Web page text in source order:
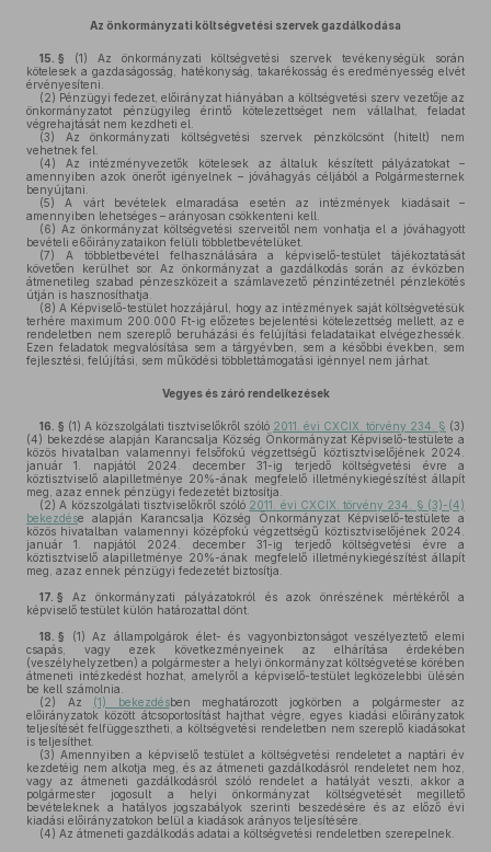
Az önkormányzati költségvetési szervek gazdálkodása
15. § (1) Az önkormányzati költségvetési szervek tevékenységük során
kötelesek a gazdaságosság, hatékonyság, takarékosság és eredményesség elvét
érvényesíteni.
(2) Pénzügyi fedezet, előirányzat hiányában a költségvetési szerv vezetője az
önkormányzatot pénzügyileg érintő kötelezettséget nem vállalhat, feladat
végrehajtását nem kezdheti el.
(3) Az önkormányzati költségvetési szervek pénzkölcsönt (hitelt) nem
vehetnek fel.
(4) Az intézményvezetők kötelesek az általuk készített pályázatokat –
amennyiben azok önerőt igényelnek – jóváhagyás céljából a Polgármesternek
benyújtani.
(5) A várt bevételek elmaradása esetén az intézmények kiadásait –
amennyiben lehetséges – arányosan csökkenteni kell.
(6) Az önkormányzat költségvetési szerveitől nem vonhatja el a jóváhagyott
bevételi e6őirányzataikon felüli többletbevételüket.
(7) A többletbevétel felhasználására a képviselő-testület tájékoztatását
követően kerülhet sor. Az önkormányzat a gazdálkodás során az évközben
átmenetileg szabad pénzeszközeit a számlavezető pénzintézetnél pénzlekötés
útján is hasznosíthatja.
(8) A Képviselő-testület hozzájárul, hogy az intézmények saját költségvetésük
terhére maximum 200.000 Ft-ig előzetes bejelentési kötelezettség mellett, az e
rendeletben nem szereplő beruházási és felújítási feladataikat elvégezhessék.
Ezen feladatok megvalósítása sem a tárgyévben, sem a későbbi években, sem
fejlesztési, felújítási, sem működési többlettámogatási igénnyel nem járhat.
Vegyes és záró rendelkezések
16. § (1) A közszolgálati tisztviselőkről szóló 2011. évi CXCIX. törvény 234. § (3)
(4) bekezdése alapján Karancsalja Község Önkormányzat Képviselő-testülete a
közös hivatalban valamennyi felsőfokú végzettségű köztisztviselőjének 2024.
január 1. napjától 2024. december 31-ig terjedő költségvetési évre a
köztisztviselő alapilletménye 20%-ának megfelelő illetménykiegészítést állapít
meg, azaz ennek pénzügyi fedezetét biztosítja.
(2) A közszolgálati tisztviselőkről szóló 2011. évi CXCIX. törvény 234. § (3)-(4)
bekezdése alapján Karancsalja Község Önkormányzat Képviselő-testülete a
közös hivatalban valamennyi középfokú végzettségű köztisztviselőjének 2024.
január 1. napjától 2024. december 31-ig terjedő költségvetési évre a
köztisztviselő alapilletménye 20%-ának megfelelő illetménykiegészítést állapít
meg, azaz ennek pénzügyi fedezetét biztosítja.
17. § Az önkormányzati pályázatokról és azok önrészének mértékéről a
képviselő testület külön határozattal dönt.
18. § (1) Az állampolgárok élet- és vagyonbiztonságot veszélyeztető elemi
csapás, vagy ezek következményeinek az elhárítása érdekében
(veszélyhelyzetben) a polgármester a helyi önkormányzat költségvetése körében
átmeneti intézkedést hozhat, amelyről a képviselő-testület legközelebbi ülésén
be kell számolnia.
(2) Az (1) bekezdésben meghatározott jogkörben a polgármester az
előirányzatok között átcsoportosítást hajthat végre, egyes kiadási előirányzatok
teljesítését felfüggesztheti, a költségvetési rendeletben nem szereplő kiadásokat
is teljesíthet.
(3) Amennyiben a képviselő testület a költségvetési rendeletet a naptári év
kezdetéig nem alkotja meg, és az átmeneti gazdálkodásról rendeletet nem hoz,
vagy az átmeneti gazdálkodásról szóló rendelet a hatályát veszti, akkor a
polgármester jogosult a helyi önkormányzat költségvetését megillető
bevételeknek a hatályos jogszabályok szerinti beszedésére és az előző évi
kiadási előirányzatokon belül a kiadások arányos teljesítésére.
(4) Az átmeneti gazdálkodás adatai a költségvetési rendeletben szerepelnek.